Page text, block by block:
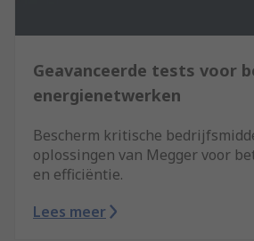
Geavanceerde tests voor
energienetwerken
Bescherm kritische
oplossingen van Megger voor
en efficiëntie.
Lees meer